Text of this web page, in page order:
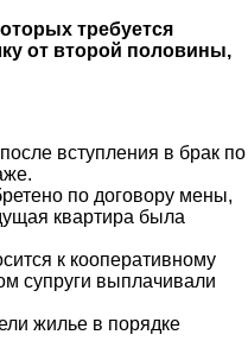
требуется
от второй половины,
вступления в брак по
по договору мены,
квартира была
к кооперативному
супруги выплачивали
жилье в порядке